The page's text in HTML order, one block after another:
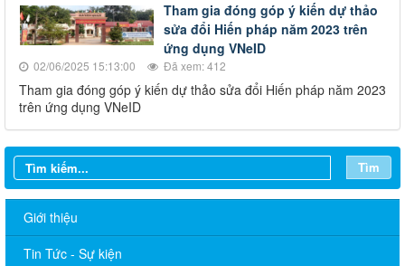
Tham gia đóng góp ý kiến dự thảo
sửa đổi Hiến pháp năm 2023 trên
ứng dụng VNeID
02/06/2025 15:13:00 Đã xem: 412
​Tham gia đóng góp ý kiến dự thảo sửa đổi Hiến pháp năm 2023
trên ứng dụng VNeID
Tìm
Giới thiệu
Tin Tức - Sự kiện